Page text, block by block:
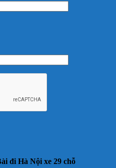
đi Hà Nội xe 29 chỗ